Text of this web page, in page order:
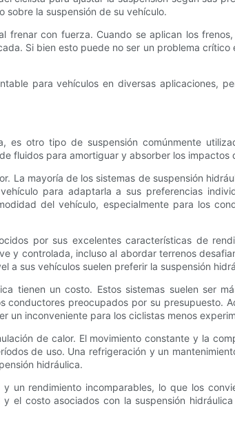
sobre la suspensión de su vehículo.
frenar con fuerza. Cuando se aplican los
Si bien esto puede no ser un problema
para vehículos en diversas aplicaciones,
es otro tipo de suspensión comúnmente
fluidos para amortiguar y absorber los impactos
La mayoría de los sistemas de suspensión
para adaptarla a sus preferencias
del vehículo, especialmente para los
por sus excelentes características de
y controlada, incluso al abordar terrenos
a sus vehículos suelen preferir la suspensión
tienen un costo. Estos sistemas suelen ser
preocupados por su presupuesto.
un inconveniente para los ciclistas menos
de calor. El movimiento constante y la
de uso. Una refrigeración y un
hidráulica.
un rendimiento incomparables, lo que los
el costo asociados con la suspensión